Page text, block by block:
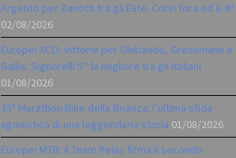
Argento per Zanotti tra gli Elite. Corvi fora ed è 4^
02/08/2026
Europei XCO: vittorie per Ghibaudo, Grossmann e
Gallis. Signorelli 5^ la migliore tra gli italiani
01/08/2026
35ª Marathon Bike della Brianza: l’ultima sfida
agonistica di una leggendaria storia 01/08/2026
Europei MTB: il Team Relay firma il secondo